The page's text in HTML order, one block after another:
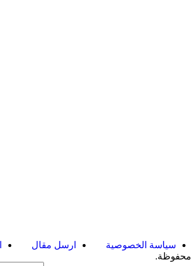
سياسة الخصوصية ارسل مقال